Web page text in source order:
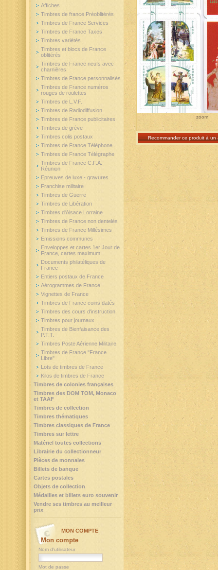
zoom
Recommander ce produit à un
Affiches
Timbres de france Préoblitérés
Timbres de France Services
Timbres de France Taxes
Timbres variétés
Timbres et blocs de France
oblitérés
Timbres de France neufs avec
charnières
Timbres de France personnalisés
Timbres de France numéros
rouges de roulettes
Timbres de L.V.F.
Timbres de Radiodiffusion
Timbres de France publicitaires
Timbres de grève
Timbres colis postaux
Timbres de France Téléphone
Timbres de France Télégraphe
Timbres de France C.F.A.
Réunion
Epreuves de luxe - gravures
Franchise militaire
Timbres de Guerre
Timbres de Libération
Timbres d'Alsace Lorraine
Timbres de France non dentelés
Timbres de France Millésimes
Emissions communes
Enveloppes et cartes 1er Jour de
France, cartes maximum
Documents philatéliques de
France
Entiers postaux de France
Aérogrammes de France
Vignettes de France
Timbres de France coins datés
Timbres des cours d'instruction
Timbres pour journaux
Timbres de Bienfaisance des
P.T.T.
Timbres Poste Aérienne Militaire
Timbres de France "France
Libre"
Lots de timbres de France
Kilos de timbres de France
Timbres de colonies françaises
Timbres des DOM TOM, Monaco
et TAAF
Timbres de collection
Timbres thématiques
Timbres classiques de France
Timbres sur lettre
Matériel toutes collections
Librairie du collectionneur
Pièces de monnaies
Billets de banque
Cartes postales
Objets de collection
Médailles et billets euro souvenir
Vendre ses timbres au meilleur
prix
MON COMPTE
Mon compte
Nom d'utilisateur
Mot de passe